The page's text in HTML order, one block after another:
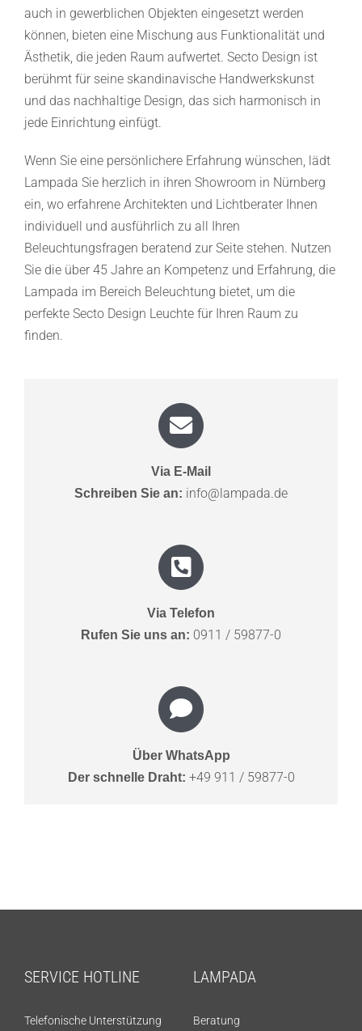
auch in gewerblichen Objekten eingesetzt werden
können, bieten eine Mischung aus Funktionalität und
Ästhetik, die jeden Raum aufwertet. Secto Design ist
berühmt für seine skandinavische Handwerkskunst
und das nachhaltige Design, das sich harmonisch in
jede Einrichtung einfügt.
Wenn Sie eine persönlichere Erfahrung wünschen, lädt
Lampada Sie herzlich in ihren Showroom in Nürnberg
ein, wo erfahrene Architekten und Lichtberater Ihnen
individuell und ausführlich zu all Ihren
Beleuchtungsfragen beratend zur Seite stehen. Nutzen
Sie die über 45 Jahre an Kompetenz und Erfahrung, die
Lampada im Bereich Beleuchtung bietet, um die
perfekte Secto Design Leuchte für Ihren Raum zu
finden.
Via E-Mail
Schreiben Sie an: info@lampada.de
Via Telefon
Rufen Sie uns an: 0911 / 59877-0
Über WhatsApp
Der schnelle Draht: +49 911 / 59877-0
SERVICE HOTLINE
Telefonische Unterstützung
LAMPADA
Beratung